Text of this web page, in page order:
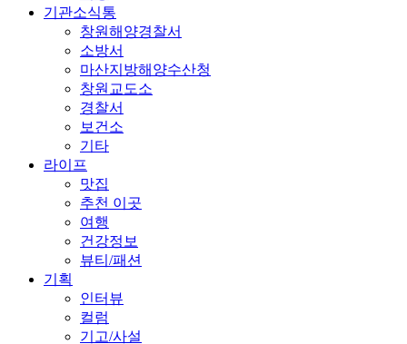
기관소식통
창원해양경찰서
소방서
마산지방해양수산청
창원교도소
경찰서
보건소
기타
라이프
맛집
추천 이곳
여행
건강정보
뷰티/패션
기획
인터뷰
컬럼
기고/사설